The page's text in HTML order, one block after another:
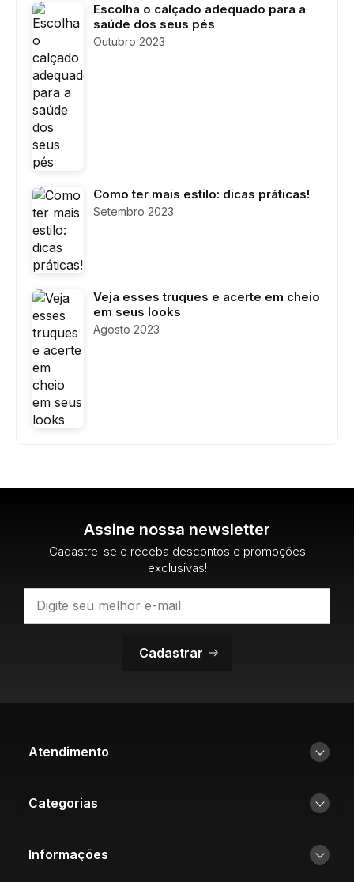
Escolha o calçado adequado para a
saúde dos seus pés
Outubro 2023
Como ter mais estilo: dicas práticas!
Setembro 2023
Veja esses truques e acerte em cheio
em seus looks
Agosto 2023
Assine nossa newsletter
Cadastre-se e receba descontos e promoções
exclusivas!
Cadastrar
Categorias
Informações
Atendimento